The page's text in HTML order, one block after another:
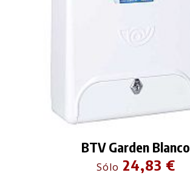
BTV Garden Blanco
Sólo 24,83 €